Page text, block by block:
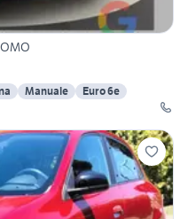
Manuale
Euro 6e